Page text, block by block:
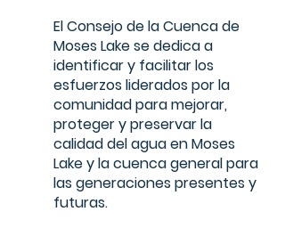
El Consejo de la Cuenca de
Moses Lake se dedica a
identificar y facilitar los
esfuerzos liderados por la
comunidad para mejorar,
proteger y preservar la
calidad del agua en Moses
Lake y la cuenca general para
las generaciones presentes y
futuras.